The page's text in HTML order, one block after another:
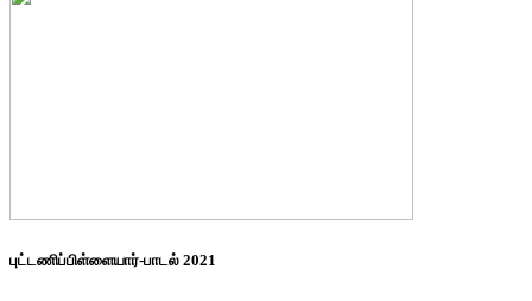
புட்டணிப்பிள்ளையார்-பாடல் 2021